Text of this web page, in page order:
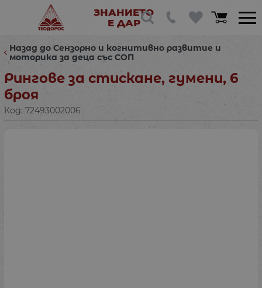
ЗНАНИЕТО
Е ДАР
Назад до Сензорно и когнитивно развитие и
моторика за деца със СОП
Рингове за стискане, гумени, 6
броя
Код: 72493002006